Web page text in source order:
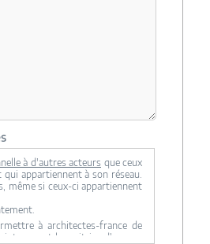
à d'autres acteurs que ceux
appartiennent à son réseau.
même si ceux-ci appartiennent
à architectes-france de
et la maitrise d'oeuvre